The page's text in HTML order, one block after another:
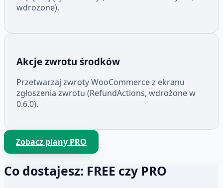
wdrożone).
Akcje zwrotu środków
Przetwarzaj zwroty WooCommerce z ekranu
zgłoszenia zwrotu (RefundActions, wdrożone w
0.6.0).
Zobacz plany PRO
Co dostajesz: FREE czy PRO